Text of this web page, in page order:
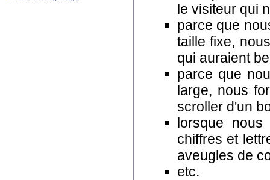
le visiteur qui
parce que
taille fixe,
qui auraient
parce que
large, nous
scroller d'un
lorsque
chiffres et
aveugles de
etc.